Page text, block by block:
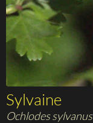
Sylvaine
Ochlodes sylvanus